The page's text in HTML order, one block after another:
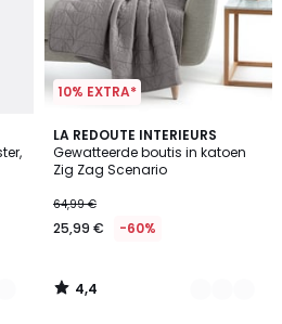
10% EXTRA*
LA REDOUTE INTERIEURS
Gewatteerde boutis in katoen
Zig Zag Scenario
64,99 €
25,99 € -60%
4,4
/ 5
2
Kleuren
4,4
/